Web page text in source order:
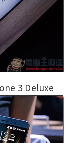
3 Deluxe